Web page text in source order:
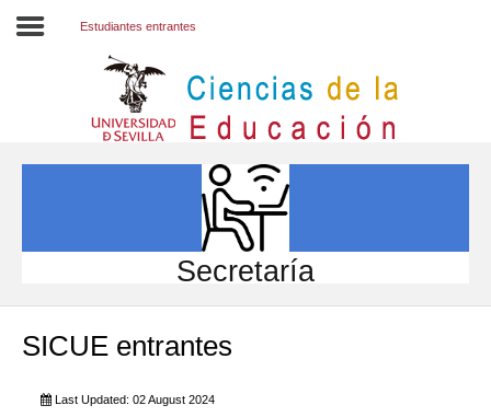
INVESTIGACIÓN
INTERNACIONAL
Directorio FCCE
Estudiantes entrantes
Secretaría
SICUE entrantes
Last Updated: 02 August 2024